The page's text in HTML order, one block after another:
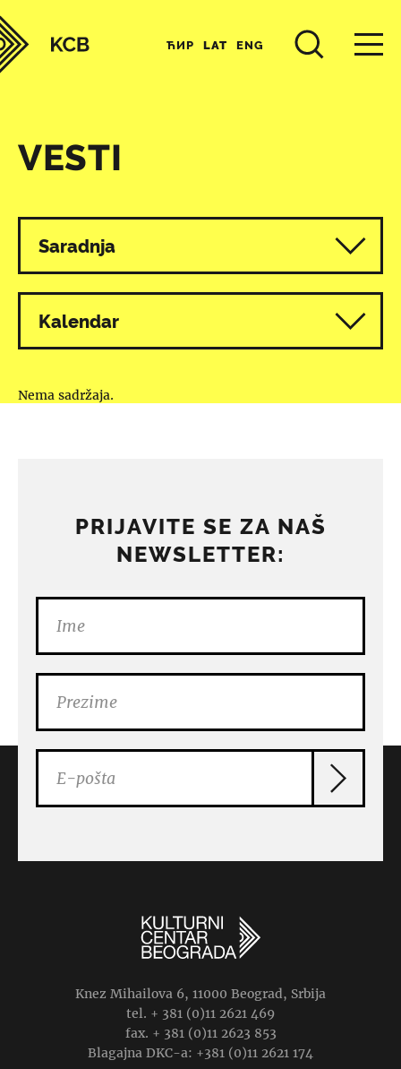
ЋИР LAT ENG
VESTI
Svi programi
Saradnja
Kalendar
Nema sadržaja.
PRIJAVITE SE ZA NAŠ
NEWSLETTER:
Knez Mihailova 6, 11000 Beograd, Srbija
tel. + 381 (0)11 2621 469
fax. + 381 (0)11 2623 853
Blagajna DKC-a: +381 (0)11 2621 174